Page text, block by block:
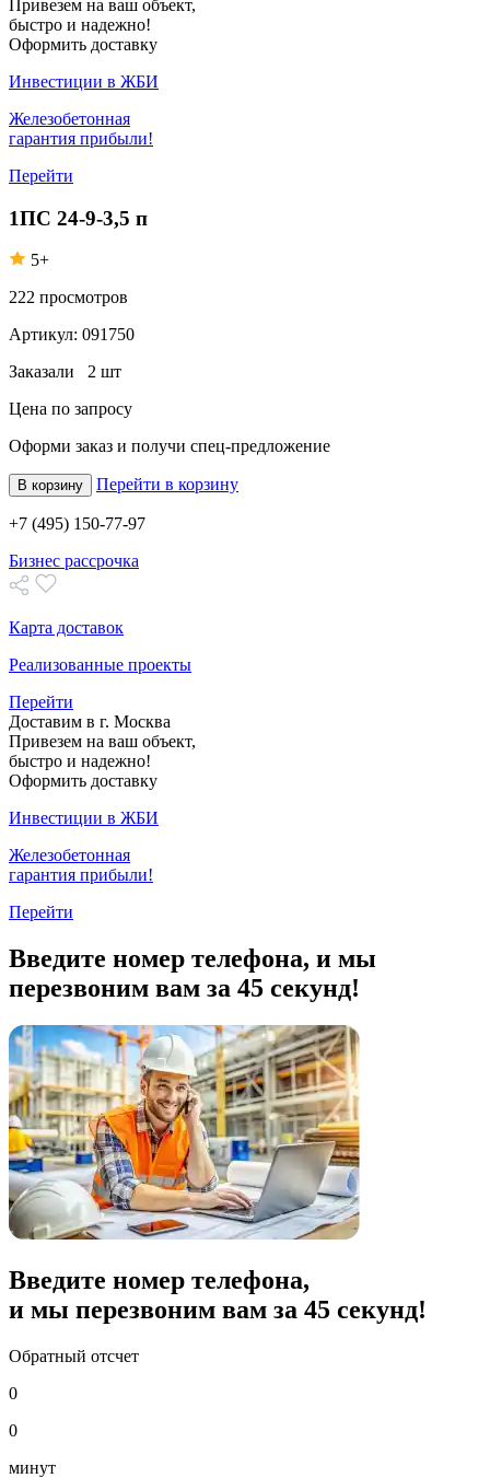
Привезем на ваш объект,
быстро и надежно!
Оформить доставку
Инвестиции в ЖБИ
Железобетонная
гарантия прибыли!
Перейти
1ПС 24-9-3,5 п
5+
222 просмотров
Артикул: 091750
Заказали 2 шт
Цена по запросу
Оформи заказ и получи спец-предложение
В корзину Перейти в корзину
+7 (495) 150-77-97
Бизнес рассрочка
Карта доставок
Реализованные проекты
Перейти
Доставим в г. Москва
Привезем на ваш объект,
быстро и надежно!
Оформить доставку
Инвестиции в ЖБИ
Железобетонная
гарантия прибыли!
Перейти
Введите номер телефона, и мы
перезвоним вам за 45 секунд!
Введите номер телефона,
и мы перезвоним вам за 45 секунд!
Обратный отсчет
0
0
минут